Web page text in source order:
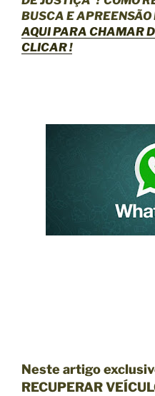
BUSCA E APREENSÃO
AQUIPARA CHAMAR
CLICAR !
Neste artigo
RECUPERAR